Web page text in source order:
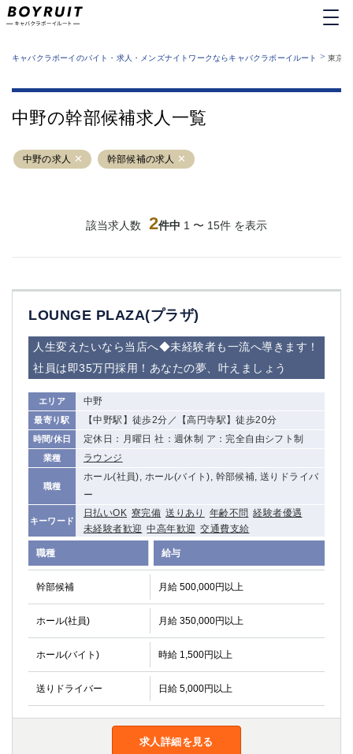
業種から探す
運営者情報
サイトマップ
キャバクラボーイのバイト・求人・メンズナイトワークならキャバクラボーイルート > 東京
中野の幹部候補求人一覧
中野の求人 幹部候補の求人
該当求人数 2件中 1 〜 15件 を表示
LOUNGE PLAZA(プラザ)
人生変えたいなら当店へ◆未経験者も一流へ導きます！
社員は即35万円採用！あなたの夢、叶えましょう
エリア 中野
最寄り駅 【中野駅】徒歩2分／【高円寺駅】徒歩20分
時間/休日 定休日：月曜日 社：週休制 ア：完全自由シフト制
業種 ラウンジ
職種
ホール(社員), ホール(バイト), 幹部候補, 送りドライバ
ー
キーワード
日払いOK 寮完備 送りあり 年齢不問 経験者優遇
未経験者歓迎 中高年歓迎 交通費支給
職種 給与
幹部候補 月給 500,000円以上
ホール(社員) 月給 350,000円以上
ホール(バイト) 時給 1,500円以上
送りドライバー 日給 5,000円以上
求人詳細を見る
六本木
池袋
吉祥寺
練馬
恵比寿
蒲田
北千住
①六本木 ②西麻布
大山
赤羽
品川
蒲田東口
立川（南口）
新宿
浜松町
西葛西
中野
中目黒
ひばりヶ丘（北口）
吉祥寺（南口／公園口） 小作・羽村・福生エリア
自由が丘
吉祥寺（北口／東口）
四谷
錦糸町南口
下北沢・経堂
金町（北口）
成増駅徒歩3分の好立地！①JR埼京線「赤羽駅」から徒歩2分 ②東
三軒茶屋（南口）
①歌舞伎町 ②新宿 ③新宿三丁目 ④西
①歌舞伎町 ②新宿 ③西部新宿 ③東新宿
①銀座 ②新橋
錦糸町(南口)
蒲田(西口)
清瀬（南口）
①東武練馬 ②成増・板橋 ③大山 ②池袋
池袋東口